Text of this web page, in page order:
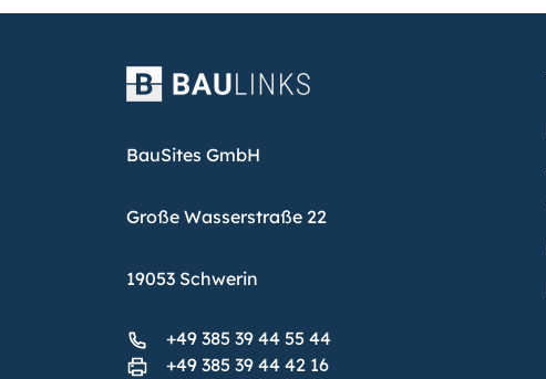
BauSites GmbH
Große Wasserstraße 22
19053 Schwerin
+49 385 39 44 55 44
+49 385 39 44 42 16